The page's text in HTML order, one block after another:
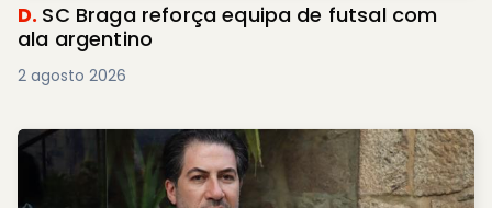
D. SC Braga reforça equipa de futsal com
ala argentino
2 agosto 2026